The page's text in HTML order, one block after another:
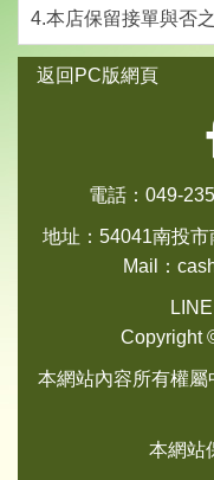
4.本店保留接單與否之
返回PC版網頁
電話：049-
地址：54041南投
Mail：
Copyright
本網站內容所有權
本網站